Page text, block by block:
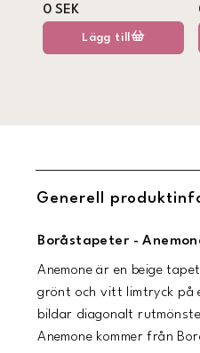
0 SEK
Lägg till
Generell
Boråstapeter -
Anemone är en beige
grönt och vitt limtryck på
bildar diagonalt
Anemone kommer från